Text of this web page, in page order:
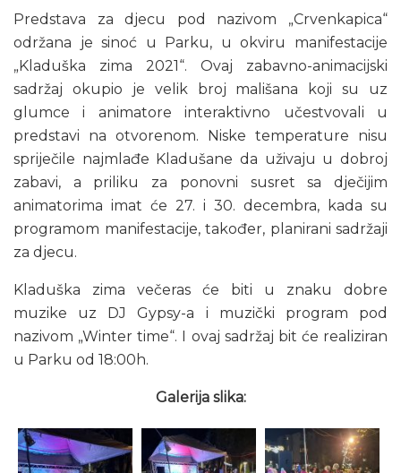
Predstava za djecu pod nazivom „Crvenkapica“
održana je sinoć u Parku, u okviru manifestacije
„Kladuška zima 2021“. Ovaj zabavno-animacijski
sadržaj okupio je velik broj mališana koji su uz
glumce i animatore interaktivno učestvovali u
predstavi na otvorenom. Niske temperature nisu
spriječile najmlađe Kladušane da uživaju u dobroj
zabavi, a priliku za ponovni susret sa dječijim
animatorima imat će 27. i 30. decembra, kada su
programom manifestacije, također, planirani sadržaji
za djecu.
Kladuška zima večeras će biti u znaku dobre
muzike uz DJ Gypsy-a i muzički program pod
nazivom „Winter time“. I ovaj sadržaj bit će realiziran
u Parku od 18:00h.
Galerija slika: